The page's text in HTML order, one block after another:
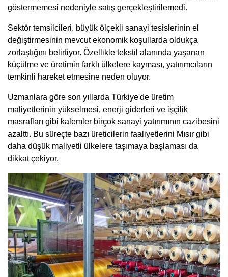
göstermemesi nedeniyle satış gerçekleştirilemedi.
Sektör temsilcileri, büyük ölçekli sanayi tesislerinin el
değiştirmesinin mevcut ekonomik koşullarda oldukça
zorlaştığını belirtiyor. Özellikle tekstil alanında yaşanan
küçülme ve üretimin farklı ülkelere kayması, yatırımcıların
temkinli hareket etmesine neden oluyor.
Uzmanlara göre son yıllarda Türkiye'de üretim
maliyetlerinin yükselmesi, enerji giderleri ve işçilik
masrafları gibi kalemler birçok sanayi yatırımının cazibesini
azalttı. Bu süreçte bazı üreticilerin faaliyetlerini Mısır gibi
daha düşük maliyetli ülkelere taşımaya başlaması da
dikkat çekiyor.